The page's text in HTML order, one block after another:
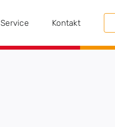
Service Kontakt